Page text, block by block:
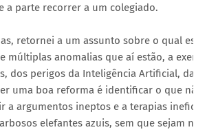
a parte recorrer a um colegiado.
retornei a um assunto sobre o qual
múltiplas anomalias que aí estão, a
dos perigos da Inteligência Artificial,
uma boa reforma é identificar o que
a argumentos ineptos e a terapias
elefantes azuis, sem que sejam